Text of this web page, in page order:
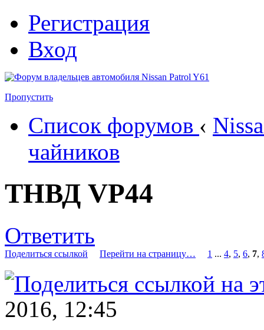
Регистрация
Вход
Пропустить
Список форумов ‹
чайников
ТНВД VP44
Ответить
Поделиться ссылкой Перейти на страницу… 1 ... 4, 5, 6, 7,
2016, 12:45